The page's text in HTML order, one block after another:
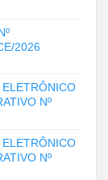
2026
Nº
Nº